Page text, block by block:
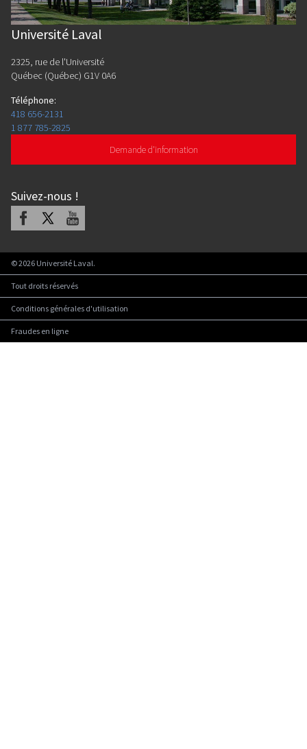
Université Laval
2325, rue de l'Université
Québec (Québec) G1V 0A6
Téléphone:
418 656-2131
1 877 785-2825
Demande d'information
Suivez-nous !
Facebook Youtube
©2026 Université Laval.
Tout droits réservés
Conditions générales d'utilisation
Fraudes en ligne